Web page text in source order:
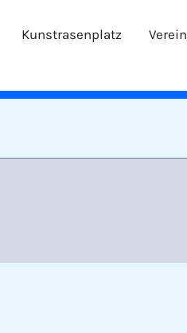
Kunstrasenplatz Verein